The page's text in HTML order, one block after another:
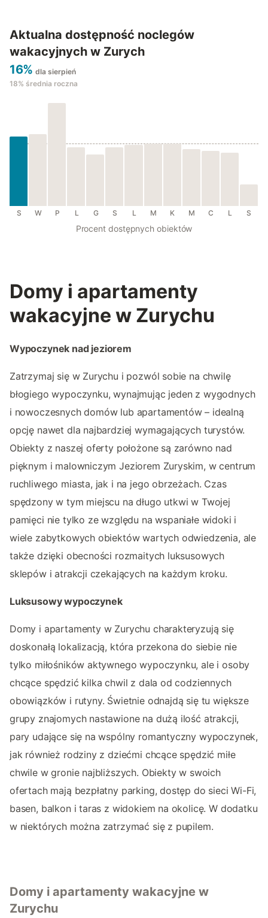
Aktualna dostępność noclegów
wakacyjnych w Zurych
16% dla sierpień
18% średnia roczna
S W P L G S L M K M C L S
Procent dostępnych obiektów
Domy i apartamenty
wakacyjne w Zurychu
Wypoczynek nad jeziorem
Zatrzymaj się w Zurychu i pozwól sobie na chwilę
błogiego wypoczynku, wynajmując jeden z wygodnych
i nowoczesnych domów lub apartamentów – idealną
opcję nawet dla najbardziej wymagających turystów.
Obiekty z naszej oferty położone są zarówno nad
pięknym i malowniczym Jeziorem Zuryskim, w centrum
ruchliwego miasta, jak i na jego obrzeżach. Czas
spędzony w tym miejscu na długo utkwi w Twojej
pamięci nie tylko ze względu na wspaniałe widoki i
wiele zabytkowych obiektów wartych odwiedzenia, ale
także dzięki obecności rozmaitych luksusowych
sklepów i atrakcji czekających na każdym kroku.
Luksusowy wypoczynek
Domy i apartamenty w Zurychu charakteryzują się
doskonałą lokalizacją, która przekona do siebie nie
tylko miłośników aktywnego wypoczynku, ale i osoby
chcące spędzić kilka chwil z dala od codziennych
obowiązków i rutyny. Świetnie odnajdą się tu większe
grupy znajomych nastawione na dużą ilość atrakcji,
pary udające się na wspólny romantyczny wypoczynek,
jak również rodziny z dziećmi chcące spędzić miłe
chwile w gronie najbliższych. Obiekty w swoich
ofertach mają bezpłatny parking, dostęp do sieci Wi-Fi,
basen, balkon i taras z widokiem na okolicę. W dodatku
w niektórych można zatrzymać się z pupilem.
Domy i apartamenty wakacyjne w
Zurychu